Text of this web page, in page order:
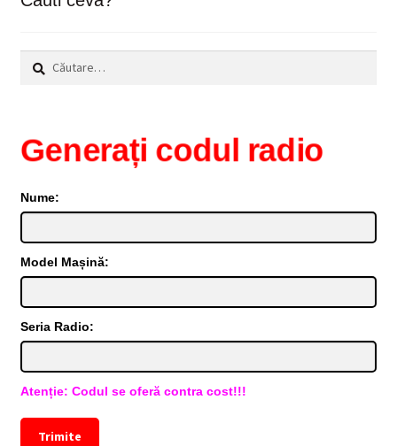
Caută
după:
Generați codul radio
Nume:
Model Mașină:
Seria Radio:
Atenție: Codul se oferă contra cost!!!
Trimite